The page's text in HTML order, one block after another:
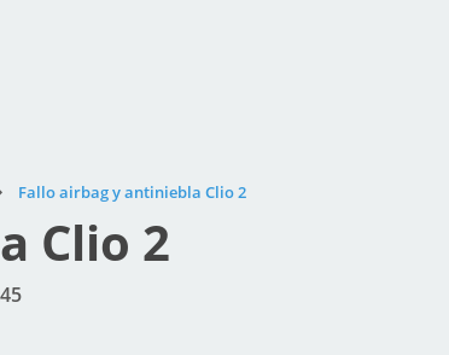
Fallo airbag y antiniebla Clio 2
Clio 2